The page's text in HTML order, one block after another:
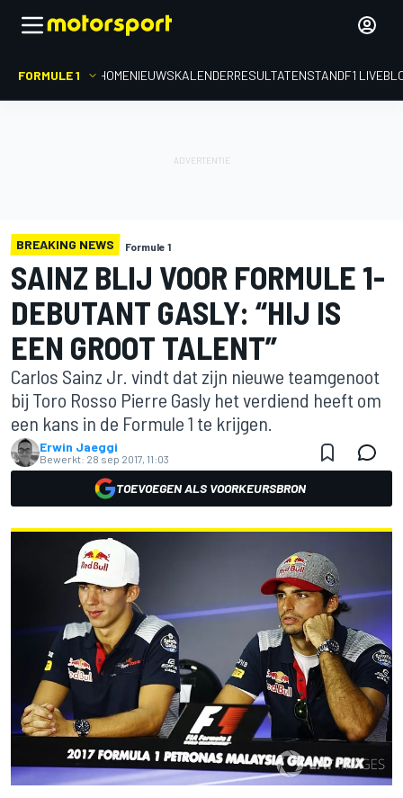
FORMULE 1 HOMENIEUWSKALENDERRESULTATENSTANDF1
BREAKING NEWS Formule 1
SAINZ BLIJ VOOR FORMULE 1-
DEBUTANT GASLY: “HIJ IS
EEN GROOT TALENT”
Carlos Sainz Jr. vindt dat zijn nieuwe teamgenoot
bij Toro Rosso Pierre Gasly het verdiend heeft om
een kans in de Formule 1 te krijgen.
Erwin Jaeggi
Bewerkt: 28 sep 2017, 11:03
TOEVOEGEN ALS VOORKEURSBRON